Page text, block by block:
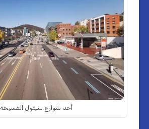
أحد شوارع سيئول الفسيحة